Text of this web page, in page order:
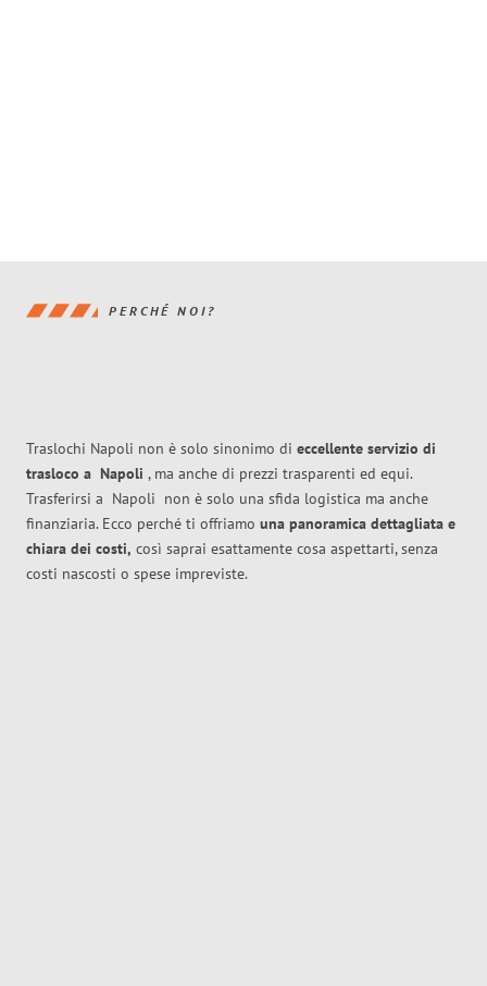
PERCHÉ NOI?
Traslochi Napoli non è solo sinonimo di eccellente servizio di
trasloco a Napoli , ma anche di prezzi trasparenti ed equi.
Trasferirsi a Napoli non è solo una sfida logistica ma anche
finanziaria. Ecco perché ti offriamo una panoramica dettagliata e
chiara dei costi, così saprai esattamente cosa aspettarti, senza
costi nascosti o spese impreviste.